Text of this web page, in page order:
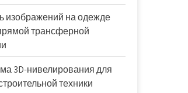
изображений на одежде
трансферной
3D-нивелирования для
техники